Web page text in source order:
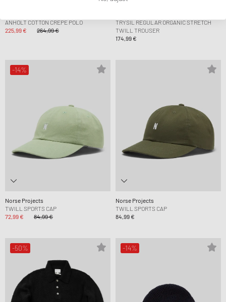
ANHOLT COTTON CREPE POLO
225,99 €
264,99 €
TRYSIL REGULAR ORGANIC STRETCH
TWILL TROUSER
174,99 €
-14%
Norse Projects
TWILL SPORTS CAP
72,99 €
84,99 €
Norse Projects
TWILL SPORTS CAP
84,99 €
-50% -14%